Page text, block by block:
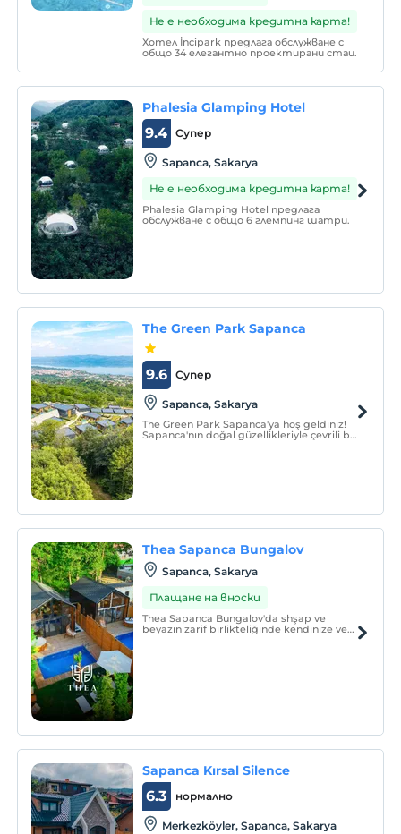
Не е необходима кредитна карта!
Хотел İncipark предлага обслужване с
общо 34 елегантно проектирани стаи.
Phalesia Glamping Hotel
Супер
9.4
Sapanca, Sakarya
Не е необходима кредитна карта!
Phalesia Glamping Hotel предлага
обслужване с общо 6 глемпинг шатри.
The Green Park Sapanca
Супер
9.6
Sapanca, Sakarya
The Green Park Sapanca'ya hoş geldiniz!
Sapanca'nın doğal güzellikleriyle çevrili bu
Thea Sapanca Bungalov
Sapanca, Sakarya
Плащане на вноски
Thea Sapanca Bungalov'da shşap ve
beyazın zarif birlikteliğinde kendinize ve
Sapanca Kırsal Silence
нормално
6.3
Merkezköyler, Sapanca, Sakarya